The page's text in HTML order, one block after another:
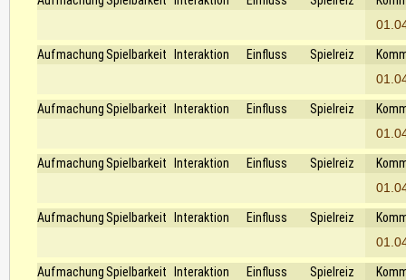
Aufmachung Spielbarkeit Interaktion Einfluss Spielreiz
Aufmachung Spielbarkeit Interaktion Einfluss Spielreiz
Aufmachung Spielbarkeit Interaktion Einfluss Spielreiz
Aufmachung Spielbarkeit Interaktion Einfluss Spielreiz
Aufmachung Spielbarkeit Interaktion Einfluss Spielreiz